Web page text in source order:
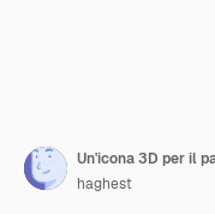
haghest